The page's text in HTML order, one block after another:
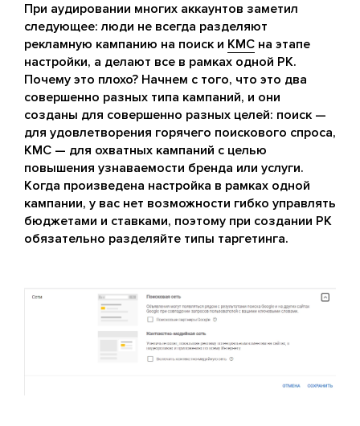
При аудировании многих аккаунтов заметил
следующее: люди не всегда разделяют
рекламную кампанию на поиск и КМС на этапе
настройки, а делают все в рамках одной РК.
Почему это плохо? Начнем с того, что это два
совершенно разных типа кампаний, и они
созданы для совершенно разных целей: поиск —
для удовлетворения горячего поискового спроса,
КМС — для охватных кампаний с целью
повышения узнаваемости бренда или услуги.
Когда произведена настройка в рамках одной
кампании, у вас нет возможности гибко управлять
бюджетами и ставками, поэтому при создании РК
обязательно разделяйте типы таргетинга.